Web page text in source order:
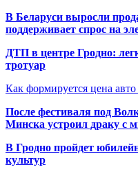
В Беларуси выросли
поддерживает спрос на
ДТП в центре Гродно:
тротуар
Как формируется цена
После фестиваля под
Минска устроил драку с
В Гродно пройдет
культур